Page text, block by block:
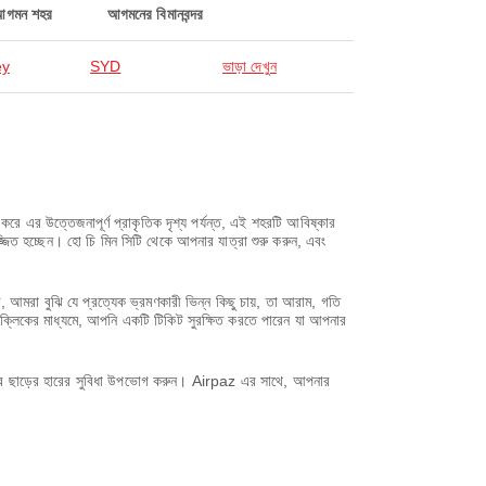
শহর আগমনের বিমানবন্দর
SYD ভাড়া দেখুন
এর উত্তেজনাপূর্ণ প্রাকৃতিক দৃশ্য পর্যন্ত, এই শহরটি আবিষ্কার
হচ্ছেন। হো চি মিন সিটি থেকে আপনার যাত্রা শুরু করুন, এবং
বুঝি যে প্রত্যেক ভ্রমণকারী ভিন্ন কিছু চায়, তা আরাম, গতি
মাধ্যমে, আপনি একটি টিকিট সুরক্ষিত করতে পারেন যা আপনার
ছাড়ের হারের সুবিধা উপভোগ করুন। Airpaz এর সাথে, আপনার